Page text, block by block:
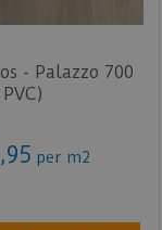
- Palazzo 700
95 per m2